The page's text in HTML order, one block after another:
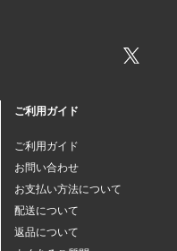
ご利用ガイド
ご利用ガイド
お問い合わせ
お支払い方法について
配送について
返品について